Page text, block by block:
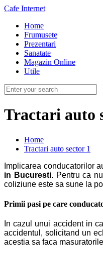
Cafe Internet
Home
Frumusete
Prezentari
Sanatate
Magazin Online
Utile
Tractari auto
Home
Tractari auto sector 1
Implicarea conducatorilor
in Bucuresti. Pentru ca
coliziune este sa sune la
Primii pasi pe care
In cazul unui accident in
accidentul, solicitand un
acestia sa faca